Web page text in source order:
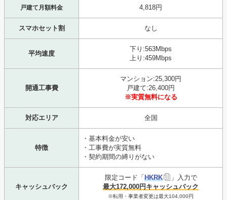
戸建て月額料金 4,818円
スマホセット割 なし
平均速度
下り:563Mbps
上り:459Mbps
開通工事費
マンション:25,300円
戸建て:26,400円
※実質無料になる
対応エリア 全国
特徴
・基本料金が安い
・工事費が実質無料
・契約期間の縛りがない
キャッシュバック
限定コード「 HKRK
」入力で
最大172,000円キャッシュバック
※転用・事業者変更は最大104,000円